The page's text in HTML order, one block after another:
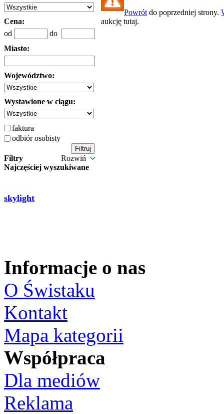
Cena:
od
do
Miasto:
Województwo:
Wystawione w ciągu:
faktura
odbiór osobisty
Filtry
Rozwiń
Najczęściej wyszukiwane
skylight
Powrót do poprzedniej strony.
aukcję tutaj.
Informacje o nas
O Świstaku
Kontakt
Mapa kategorii
Współpraca
Dla mediów
Reklama